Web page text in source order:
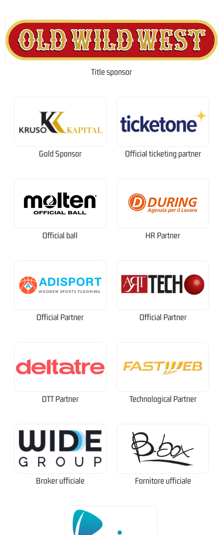
Title sponsor
Gold Sponsor Official ticketing partner
Official ball HR Partner
Official Partner Official Partner
OTT Partner Technological Partner
Broker ufficiale Fornitore ufficiale